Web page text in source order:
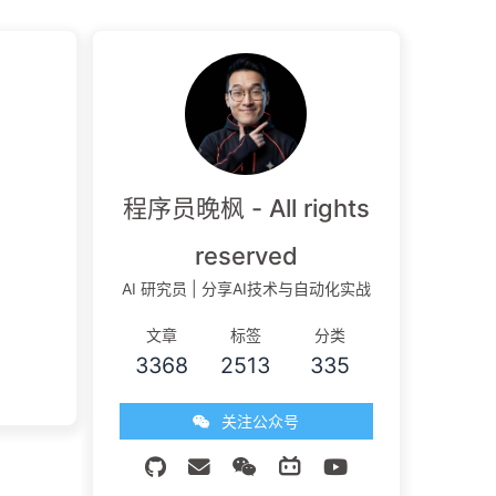
程序员晚枫 - All rights
reserved
AI 研究员 | 分享AI技术与自动化实战
文章
3368
标签
2513
分类
335
关注公众号